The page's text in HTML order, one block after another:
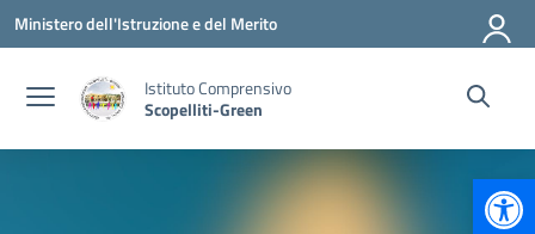
Vai ai contenuti
Vai al menu di navigazione
Vai al footer
Ministero dell'Istruzione e del Merito
Istituto Comprensivo
Scopelliti-Green